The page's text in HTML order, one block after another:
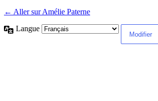
← Aller sur Amélie Paterne
Langue